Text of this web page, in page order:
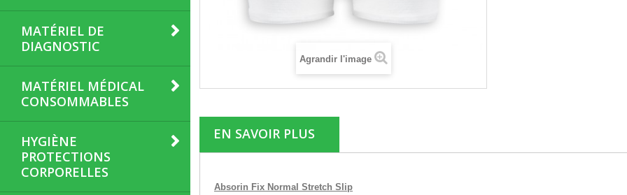
MATÉRIEL DE
DIAGNOSTIC
MATÉRIEL MÉDICAL
CONSOMMABLES
HYGIÈNE
PROTECTIONS
CORPORELLES
Agrandir l'image
EN SAVOIR PLUS
Absorin Fix Normal Stretch Slip